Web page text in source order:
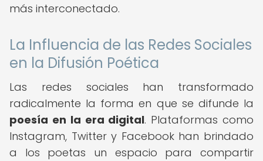
más interconectado.
La Influencia de las Redes Sociales
en la Difusión Poética
Las redes sociales han transformado
radicalmente la forma en que se difunde la
poesía en la era digital. Plataformas como
Instagram, Twitter y Facebook han brindado
a los poetas un espacio para compartir